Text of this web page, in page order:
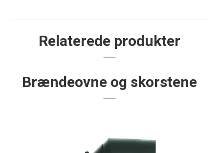
Relaterede produkter
Brændeovne og skorstene